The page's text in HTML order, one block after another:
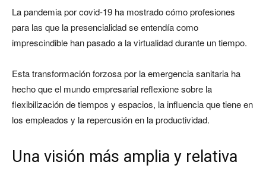
La pandemia por covid-19 ha mostrado cómo profesiones
para las que la presencialidad se entendía como
imprescindible han pasado a la virtualidad durante un tiempo.
Esta transformación forzosa por la emergencia sanitaria ha
hecho que el mundo empresarial reflexione sobre la
flexibilización de tiempos y espacios, la influencia que tiene en
los empleados y la repercusión en la productividad.
Una visión más amplia y relativa